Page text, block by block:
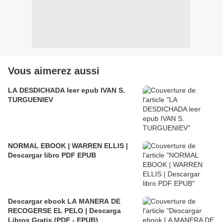
Vous aimerez aussi
LA DESDICHADA leer epub IVAN S.
TURGUENIEV
NORMAL EBOOK | WARREN ELLIS |
Descargar libro PDF EPUB
Descargar ebook LA MANERA DE
RECOGERSE EL PELO | Descarga
Libros Gratis (PDF - EPUB)